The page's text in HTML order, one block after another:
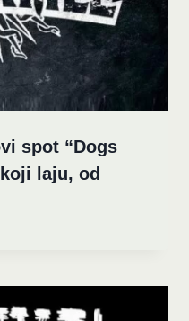
spot “Dogs
laju, od